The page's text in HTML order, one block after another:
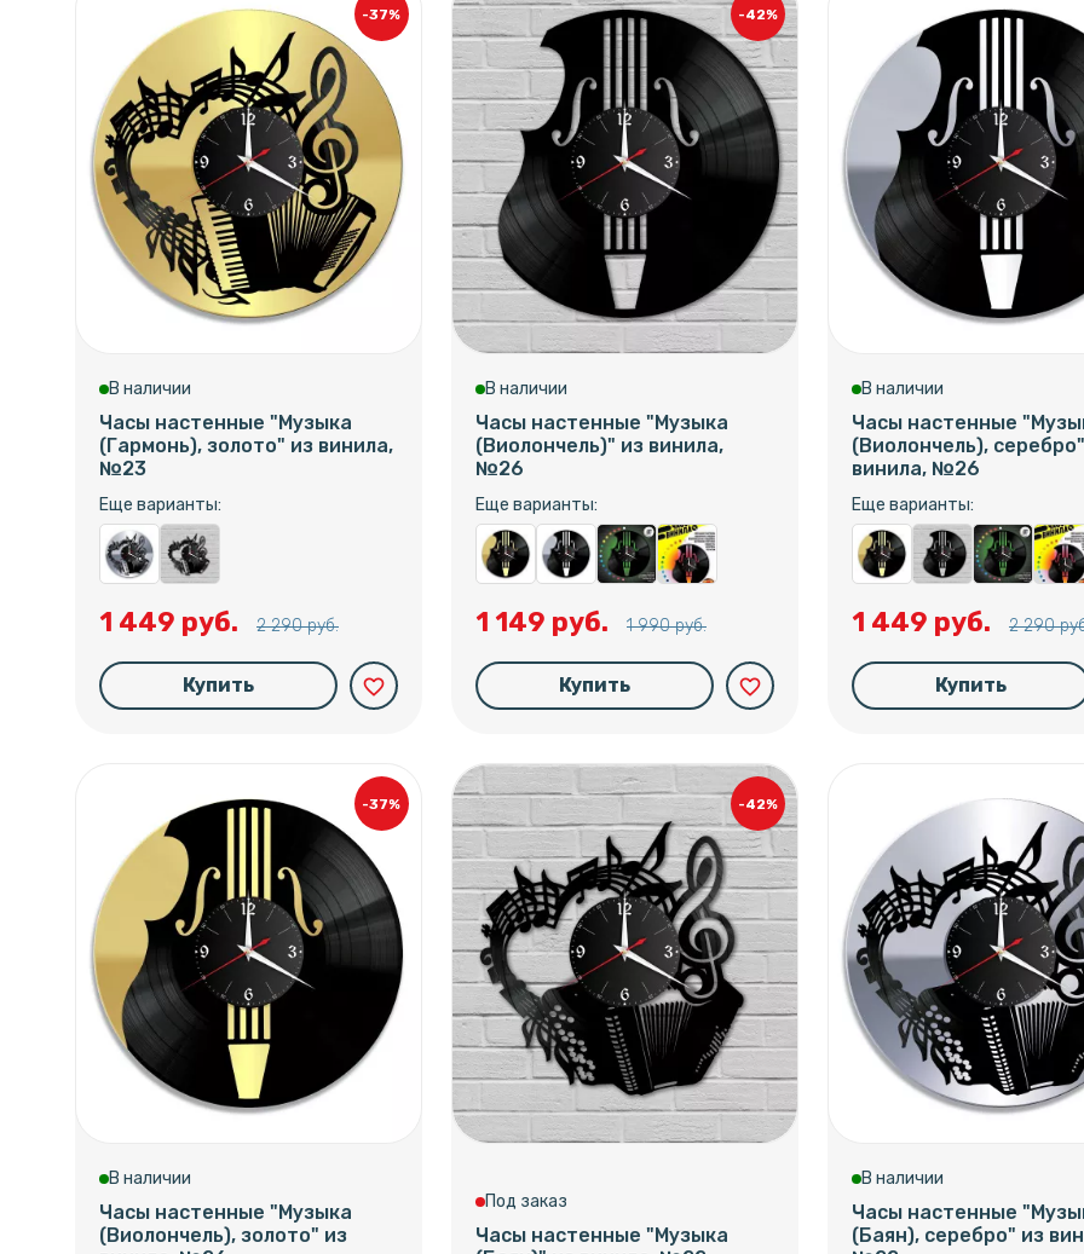
-37%
В наличии
Часы настенные "Музыка
(Гармонь), золото" из винила,
№23
Еще варианты:
1 449 руб. 2 290 руб.
Купить favorite_border
-42%
В наличии
Часы настенные "Музыка
(Виолончель)" из винила,
№26
Еще варианты:
1 149 руб. 1 990 руб.
Купить favorite_border
В наличии
Часы настенные
(Виолончель),
винила, №26
Еще варианты:
1 449 руб. 2 290
Купить
-37%
В наличии
Часы настенные "Музыка
(Виолончель), золото" из
-42%
Под заказ
Часы настенные "Музыка
В наличии
Часы настенные
(Баян), серебро" из